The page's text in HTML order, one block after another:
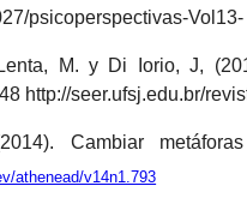
psicoperspectivas-
M. y Di Iorio, J,
http://seer.ufsj.edu.br/
Cambiar
athenead/v14n1.793